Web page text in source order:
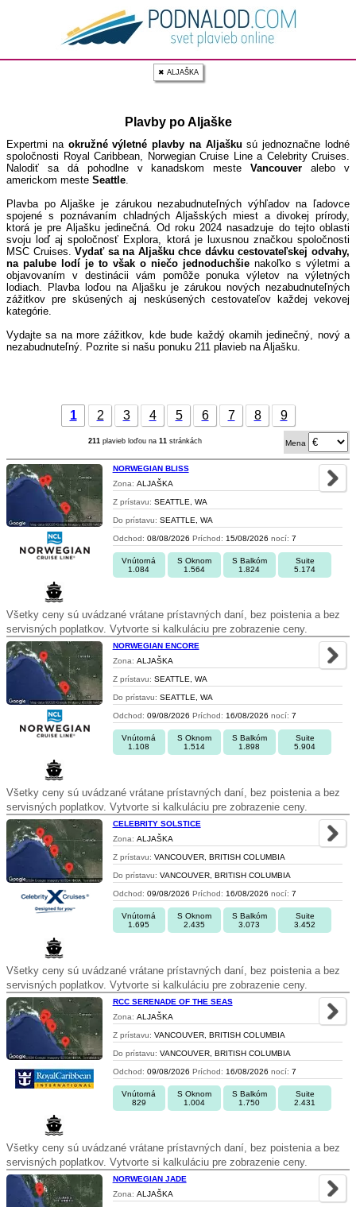
✖ ALJAŠKA
Plavby po Aljaške
Expertmi na okružné výletné plavby na Aljašku sú jednoznačne lodné
spoločnosti Royal Caribbean, Norwegian Cruise Line a Celebrity Cruises.
Nalodiť sa dá pohodlne v kanadskom mesteVancouver alebo v
americkom meste Seattle
Plavba po Aljaške je zárukou nezabudnuteľných výhľadov na ľadovce
spojené s poznávaním chladných Aljašských miest a divokej prírody,
ktorá je pre Aljašku jedinečná. Od roku 2024 nasadzuje do tejto oblasti
svoju loď aj spoločnosť Explora, ktorá je luxusnou značkou spoločnosti
MSC Cruises.Vydať sa na Aljašku chce dávku cestovateľskej odvahy,
na palube lodí je to však o niečo jednoduchšie nakoľko s výletmi a
objavovaním v destinácii vám pomôže ponuka výletov na výletných
lodiach. Plavba loďou na Aljašku je zárukou nových nezabudnuteľných
zážitkov pre skúsených aj neskúsených cestovateľov každej vekovej
kategórie.
Vydajte sa na more zážitkov, kde bude každý okamih jedinečný, nový a
nezabudnuteľný. Pozrite si našu ponuku 211 plavieb na Aljašku.
1 2 3 4 5 6 7 8 9
211 plavieb loďou na 11 stránkách Mena
NORWEGIAN BLISS
Zona: ALJAŠKA
Z prístavu: SEATTLE, WA
Do prístavu: SEATTLE, WA
Odchod: 08/08/2026 Príchod: 15/08/2026 nocí: 7
Vnútorná
1.084
S Oknom
1.564
S Balkóm
1.824
Suite
5.174
Všetky ceny sú uvádzané vrátane prístavných daní, bez poistenia a bez
servisných poplatkov. Vytvorte si kalkuláciu pre zobrazenie ceny.
NORWEGIAN ENCORE
Zona: ALJAŠKA
Z prístavu: SEATTLE, WA
Do prístavu: SEATTLE, WA
Odchod: 09/08/2026 Príchod: 16/08/2026 nocí: 7
Vnútorná
1.108
S Oknom
1.514
S Balkóm
1.898
Suite
5.904
Všetky ceny sú uvádzané vrátane prístavných daní, bez poistenia a bez
servisných poplatkov. Vytvorte si kalkuláciu pre zobrazenie ceny.
CELEBRITY SOLSTICE
Zona: ALJAŠKA
Z prístavu: VANCOUVER, BRITISH COLUMBIA
Do prístavu: VANCOUVER, BRITISH COLUMBIA
Odchod: 09/08/2026 Príchod: 16/08/2026 nocí: 7
Vnútorná
1.695
S Oknom
2.435
S Balkóm
3.073
Suite
3.452
Všetky ceny sú uvádzané vrátane prístavných daní, bez poistenia a bez
servisných poplatkov. Vytvorte si kalkuláciu pre zobrazenie ceny.
RCC SERENADE OF THE SEAS
Zona: ALJAŠKA
Z prístavu: VANCOUVER, BRITISH COLUMBIA
Do prístavu: VANCOUVER, BRITISH COLUMBIA
Odchod: 09/08/2026 Príchod: 16/08/2026 nocí: 7
Vnútorná
829
S Oknom
1.004
S Balkóm
1.750
Suite
2.431
Všetky ceny sú uvádzané vrátane prístavných daní, bez poistenia a bez
servisných poplatkov. Vytvorte si kalkuláciu pre zobrazenie ceny.
NORWEGIAN JADE
Zona: ALJAŠKA